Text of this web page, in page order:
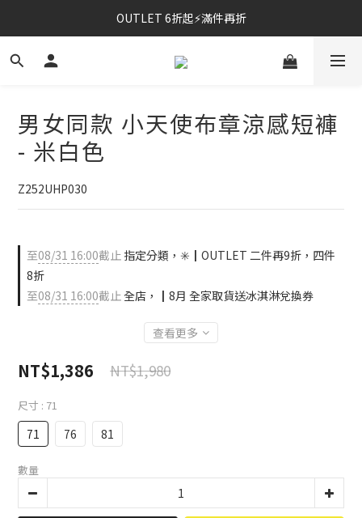
⚡春夏新品｜二件85折
OUTLET 6折起⚡滿件再折
⚡春夏新品｜二件85折
男女同款 小天使布章涼感短褲
- 米白色
Z252UHP030
至08/31 16:00截止 指定分類，✳️┃OUTLET 二件再9折，四件
8折
至08/31 16:00截止全店，┃8月 全家取貨送冰淇淋兌換券
查看更多
NT$1,386 NT$1,980
尺寸 : 71
71 76 81
數量